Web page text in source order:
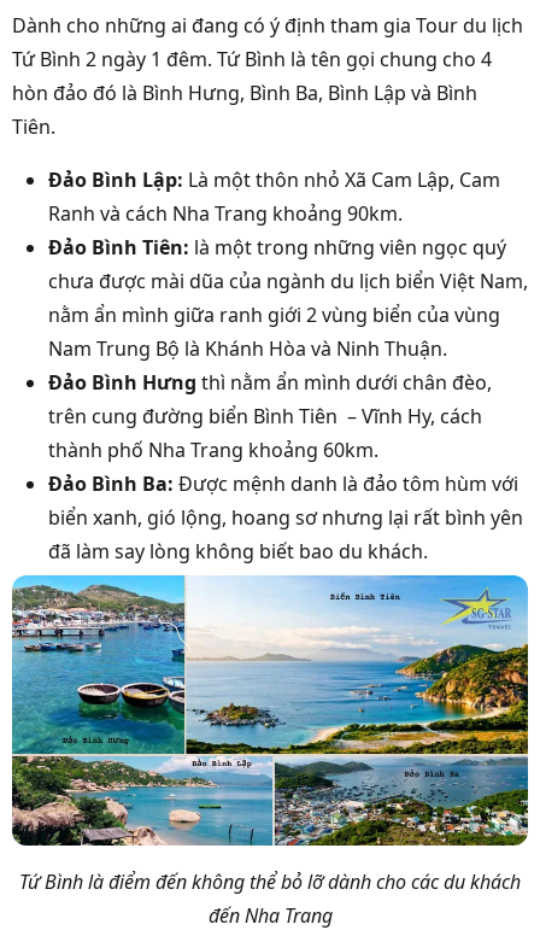
Dành cho những ai đang có ý định tham gia Tour du lịch
Tứ Bình 2 ngày 1 đêm. Tứ Bình là tên gọi chung cho 4
hòn đảo đó là Bình Hưng, Bình Ba, Bình Lập và Bình
Tiên.
Đảo Bình Lập: Là một thôn nhỏ Xã Cam Lập, Cam
Ranh và cách Nha Trang khoảng 90km.
Đảo Bình Tiên: là một trong những viên ngọc quý
chưa được mài dũa của ngành du lịch biển Việt Nam,
nằm ẩn mình giữa ranh giới 2 vùng biển của vùng
Nam Trung Bộ là Khánh Hòa và Ninh Thuận.
Đảo Bình Hưng thì nằm ẩn mình dưới chân đèo,
trên cung đường biển Bình Tiên – Vĩnh Hy, cách
thành phố Nha Trang khoảng 60km.
Đảo Bình Ba: Được mệnh danh là đảo tôm hùm với
biển xanh, gió lộng, hoang sơ nhưng lại rất bình yên
đã làm say lòng không biết bao du khách.
Tứ Bình là điểm đến không thể bỏ lỡ dành cho các du khách
đến Nha Trang